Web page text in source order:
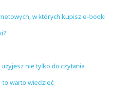
w których kupisz e-booki
nie tylko do czytania
to warto wiedzieć